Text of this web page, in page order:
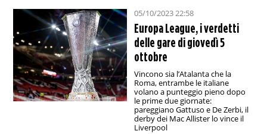
05/10/2023 22:58
Europa League, i verdetti
delle gare di giovedì 5
ottobre
Vincono sia l’Atalanta che la
Roma, entrambe le italiane
volano a punteggio pieno dopo
le prime due giornate:
pareggiano Gattuso e De Zerbi, il
derby dei Mac Allister lo vince il
Liverpool